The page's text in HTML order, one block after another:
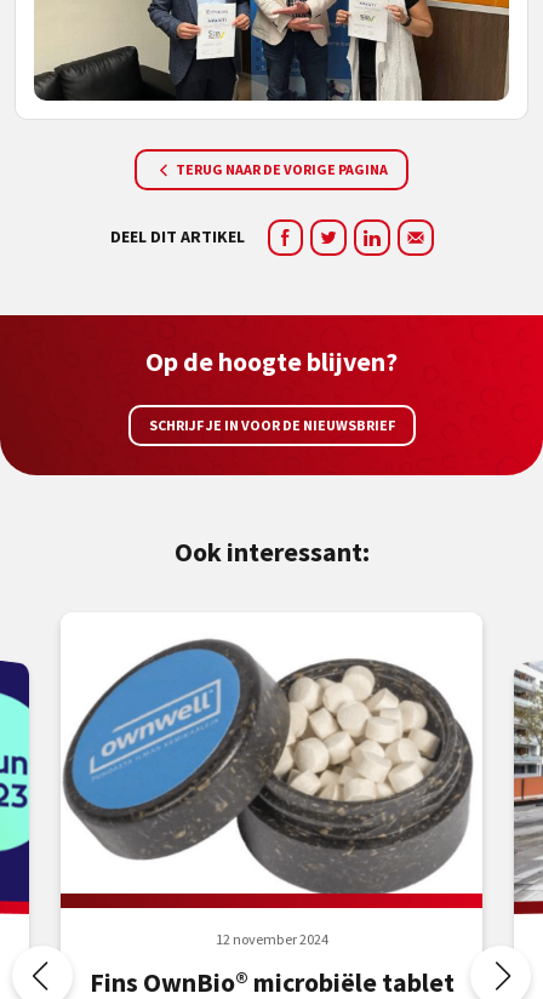
TERUG NAAR DE VORIGE PAGINA
DEEL DIT ARTIKEL
Op de hoogte blijven?
SCHRIJF JE IN VOOR DE NIEUWSBRIEF
Ook interessant:
12 november 2024
Fins OwnBio® microbiële tablet